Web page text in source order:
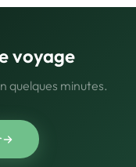
voyage
quelques minutes.